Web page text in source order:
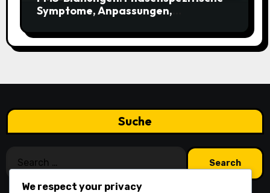
Symptome, Anpassungen,
Suche
for:
We respect your privacy